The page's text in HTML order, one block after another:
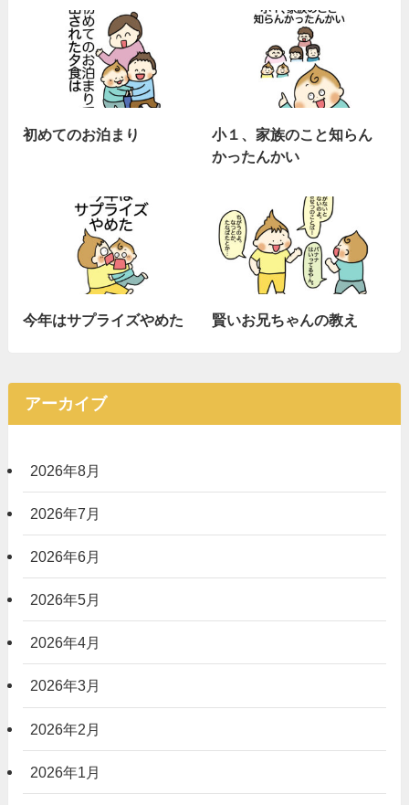
初めてのお泊まり
小１、家族のこと知らん
かったんかい
今年はサプライズやめた 賢いお兄ちゃんの教え
アーカイブ
2026年8月
2026年7月
2026年6月
2026年5月
2026年4月
2026年3月
2026年2月
2026年1月